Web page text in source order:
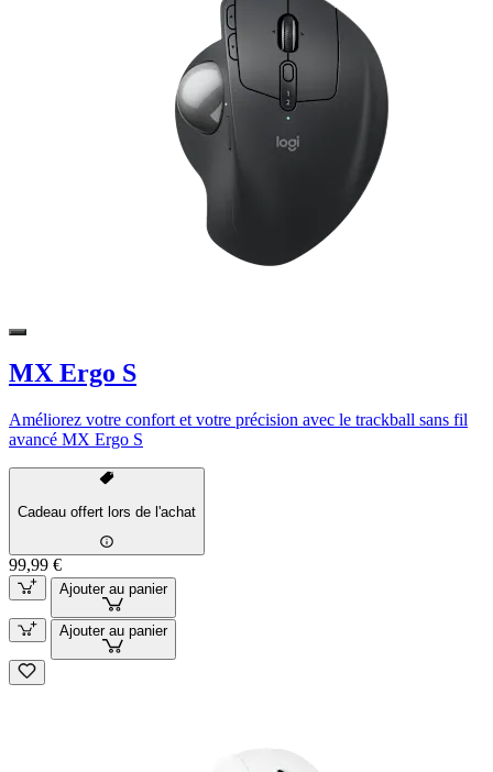
MX Ergo S
Améliorez votre confort et votre précision avec le trackball sans fil
avancé MX Ergo S
Cadeau offert lors de l'achat
99,99 €
Ajouter au panier
Ajouter au panier